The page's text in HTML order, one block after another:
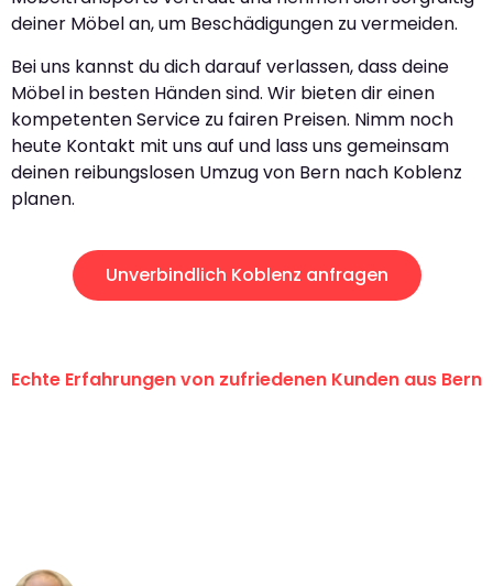
deiner Möbel an, um Beschädigungen zu vermeiden.
Bei uns kannst du dich darauf verlassen, dass deine
Möbel in besten Händen sind. Wir bieten dir einen
kompetenten Service zu fairen Preisen. Nimm noch
heute Kontakt mit uns auf und lass uns gemeinsam
deinen reibungslosen Umzug von Bern nach Koblenz
planen.
Unverbindlich Koblenz anfragen
Echte Erfahrungen von zufriedenen Kunden aus Bern